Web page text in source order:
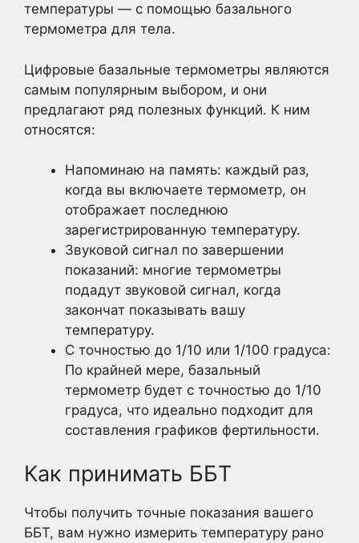
температуры — с помощью базального
термометра для тела.
Цифровые базальные термометры являются
самым популярным выбором, и они
предлагают ряд полезных функций. К ним
относятся:
Напоминаю на память: каждый раз,
когда вы включаете термометр, он
отображает последнюю
зарегистрированную температуру.
Звуковой сигнал по завершении
показаний: многие термометры
подадут звуковой сигнал, когда
закончат показывать вашу
температуру.
С точностью до 1/10 или 1/100 градуса:
По крайней мере, базальный
термометр будет с точностью до 1/10
градуса, что идеально подходит для
составления графиков фертильности.
Как принимать ББТ
Чтобы получить точные показания вашего
ББТ, вам нужно измерить температуру рано